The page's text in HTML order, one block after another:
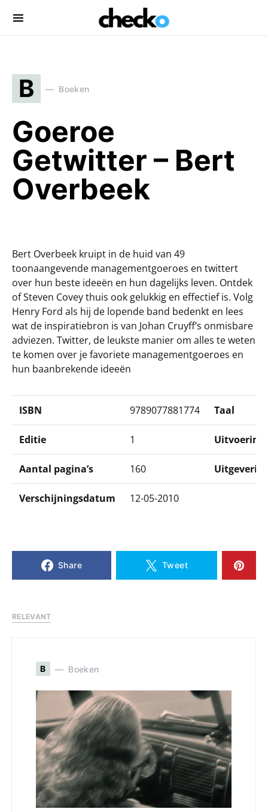
Search for:
B Boeken
Goeroe
Getwitter – Bert
Overbeek
Bert Overbeek kruipt in de huid van 49
toonaangevende managementgoeroes en twittert
over hun beste ideeën en hun dagelijks leven. Ontdek
of Steven Covey thuis ook gelukkig en effectief is. Volg
Henry Ford als hij de lopende band bedenkt en lees
wat de inspiratiebron is van Johan Cruyff’s onmisbare
adviezen. Twitter, de leukste manier om alles te weten
te komen over je favoriete managementgoeroes en
hun baanbrekende ideeën
ISBN 9789077881774 Taal
Editie 1 Uitvoering
Aantal pagina’s 160 Uitgeverij
Verschijningsdatum 12-05-2010
Share Tweet
RELEVANT
B Boeken